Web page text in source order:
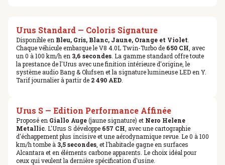
Urus Standard — Coloris Signature
Disponible en Bleu, Gris, Blanc, Jaune, Orange et Violet
Chaque véhicule embarque le V8 4.0L Twin-Turbo de 650 CH , avec
un 0 à 100 km/h en 3,6 secondes . La gamme standard offre toute
la prestance de l'Urus avec une finition intérieure d'origine, le
système audio Bang & Olufsen et la signature lumineuse LED en Y.
Tarif journalier à partir de 2 490 AED
Urus S — Edition Performance Affinée
Proposé en Giallo Auge(jaune signature) et Nero Helene
Metallic . L'Urus S développe 657 CH , avec une cartographie
d'échappement plus incisive et une aérodynamique revue. Le 0 à 100
km/h tombe à 3,5 secondes , et l'habitacle gagne en surfaces
Alcantara et en éléments carbone apparents. Le choix idéal pour
ceux qui veulent la dernière spécification d'usine.